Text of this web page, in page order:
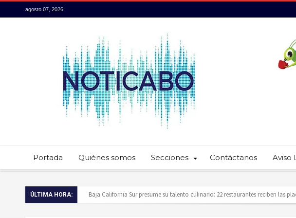
agosto 07, 2026
Portada Quiénes somos Secciones Contáctanos Aviso
ÚLTIMA HORA:
Servidores públicos realizan recorridos para la prevención del trabajo infantil